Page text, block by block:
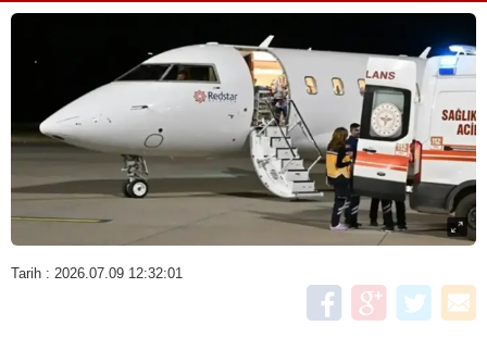
Tarih : 2026.07.09 12:32:01